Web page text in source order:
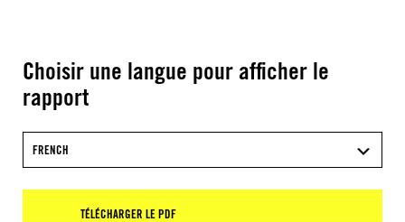
Choisir une langue pour afficher le
rapport
FRENCH
TÉLÉCHARGER LE PDF